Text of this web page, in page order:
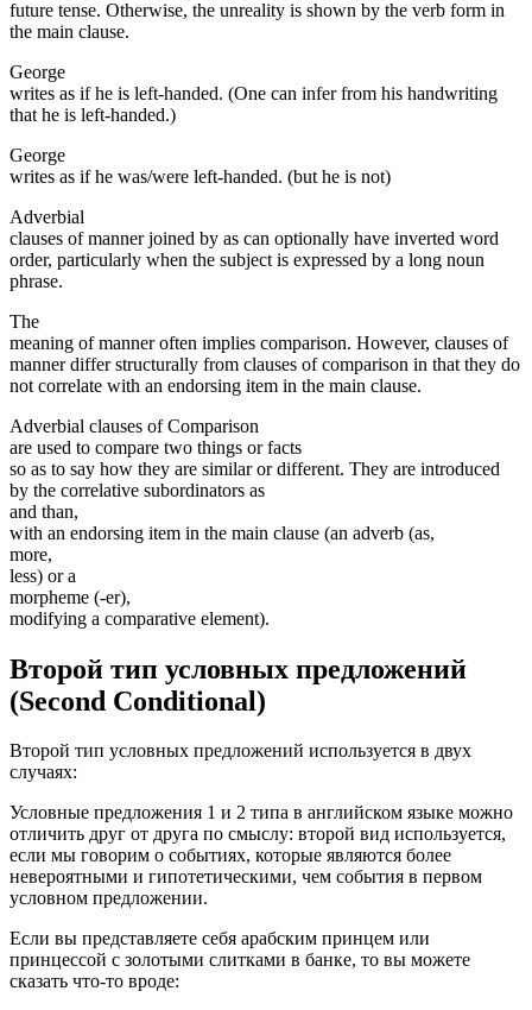
future tense. Otherwise, the unreality is shown by the verb form in
the main clause.
George
writes as if he is left-handed. (One can infer from his handwriting
that he is left-handed.)
George
writes as if he was/were left-handed. (but he is not)
Adverbial
clauses of manner joined by as can optionally have inverted word
order, particularly when the subject is expressed by a long noun
phrase.
The
meaning of manner often implies comparison. However, clauses of
manner differ structurally from clauses of comparison in that they do
not correlate with an endorsing item in the main clause.
Adverbial clauses of Comparison
are used to compare two things or facts
so as to say how they are similar or different. They are introduced
by the correlative subordinators as
and than,
with an endorsing item in the main clause (an adverb (as,
more,
less) or a
morpheme (-er),
modifying a comparative element).
Второй тип условных предложений
(Second Conditional)
Второй тип условных предложений используется в двух
случаях:
Условные предложения 1 и 2 типа в английском языке можно
отличить друг от друга по смыслу: второй вид используется,
если мы говорим о событиях, которые являются более
невероятными и гипотетическими, чем события в первом
условном предложении.
Если вы представляете себя арабским принцем или
принцессой с золотыми слитками в банке, то вы можете
сказать что-то вроде: